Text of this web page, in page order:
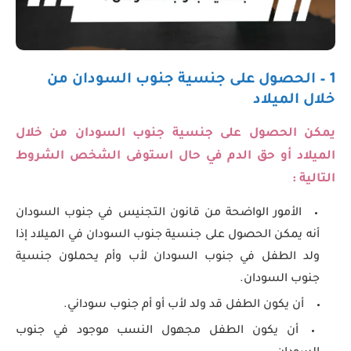
1 – الحصول على جنسية جنوب السودان من
خلال الميلاد
يمكن الحصول على جنسية جنوب السودان من خلال
الميلاد أو حق الدم في حال استوفى الشخص الشروط
التالية :
الأمور الواضحة من قانون التجنيس في جنوب السودان
أنه يمكن الحصول على جنسية جنوب السودان في الميلاد إذا
ولد الطفل في جنوب السودان لأب وأم يحملون جنسية
جنوب السودان.
أن يكون الطفل قد ولد لأب أو أم جنوب سوداني.
أن يكون الطفل مجهول النسب موجود في جنوب